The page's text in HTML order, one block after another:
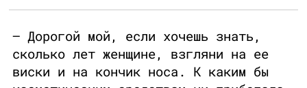
— Дорогой мой, если хочешь знать,
сколько лет женщине, взгляни на ее
виски и на кончик носа. К каким бы